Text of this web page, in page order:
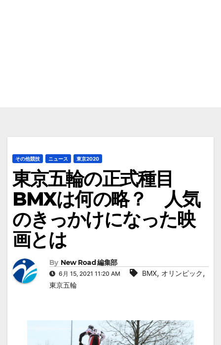
その他競技 ニュース 東京2020
東京五輪の正式種目
BMXは何の略？ 人気
のきっかけになった映
画とは
By New Road 編集部
6月 15, 2021 11:20 AM BMX, オリンピック,
東京五輪